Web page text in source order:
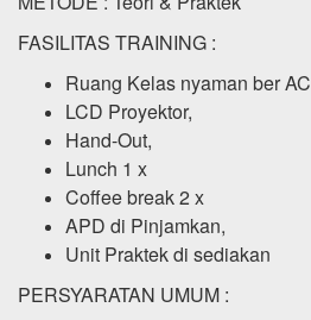
FASILITAS TRAINING :
Ruang Kelas nyaman ber AC
LCD Proyektor,
Hand-Out,
Lunch 1 x
Coffee break 2 x
APD di Pinjamkan,
Unit Praktek di sediakan
PERSYARATAN UMUM :